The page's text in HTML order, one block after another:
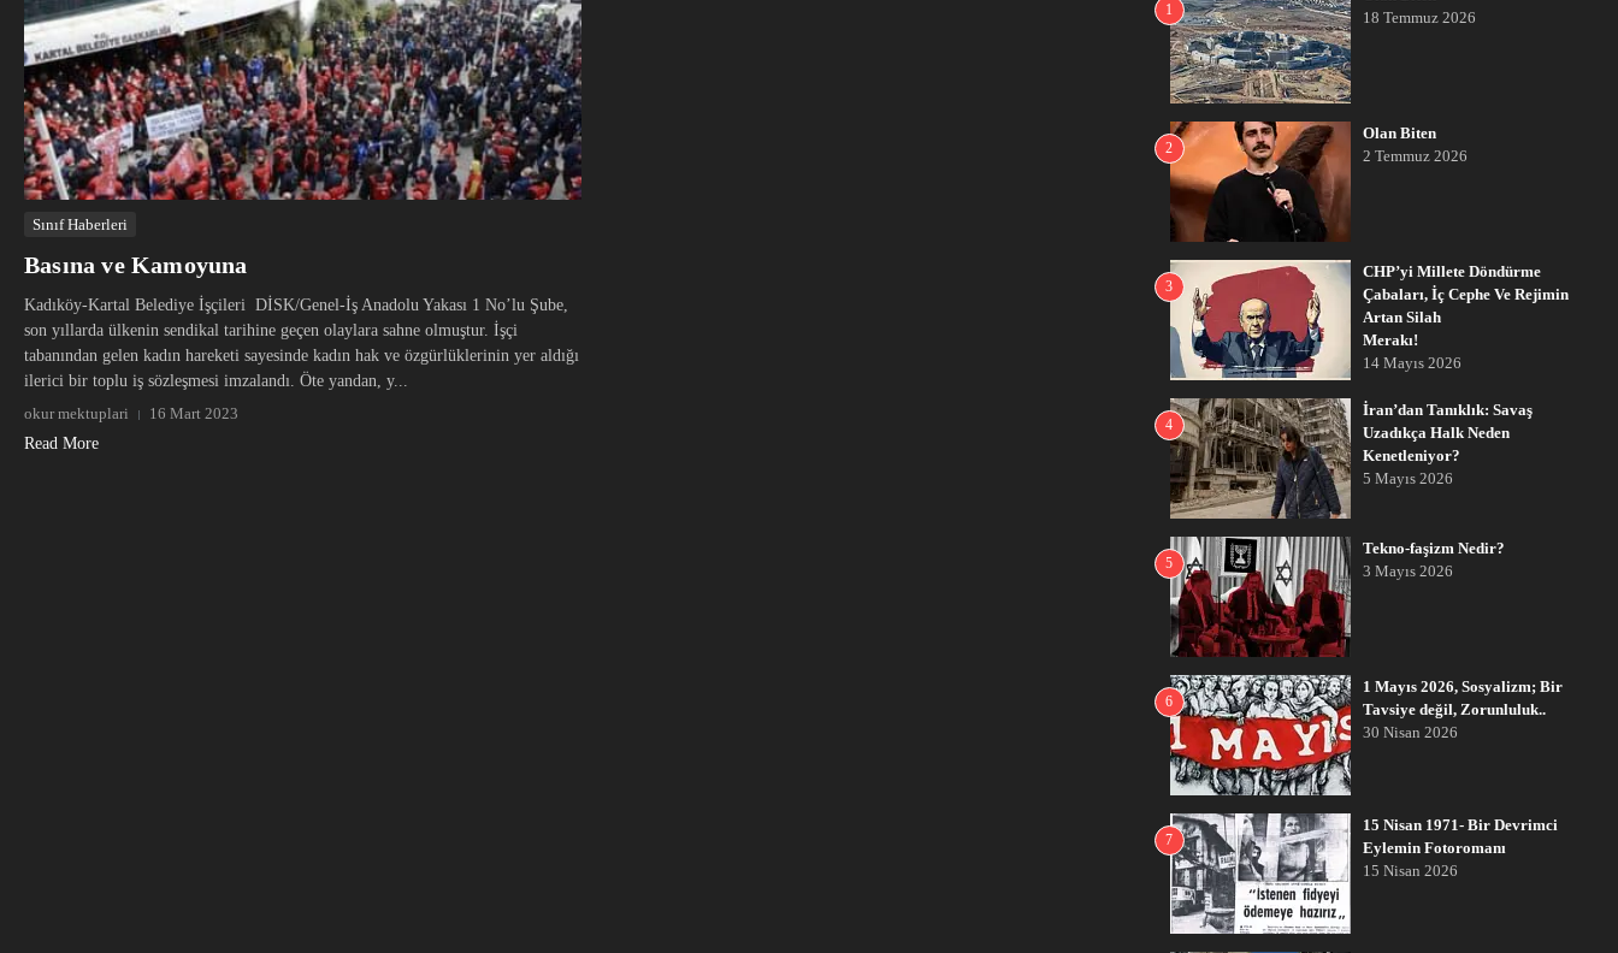
Sınıf Haberleri
Basına ve Kamoyuna
Kadıköy-Kartal Belediye İşçileri DİSK/Genel-İş Anadolu Yakası 1 No’lu Şube,
son yıllarda ülkenin sendikal tarihine geçen olaylara sahne olmuştur. İşçi
tabanından gelen kadın hareketi sayesinde kadın hak ve özgürlüklerinin yer aldığı
ilerici bir toplu iş sözleşmesi imzalandı. Öte yandan, y...
okur mektuplari
16 Mart 2023
Read More
1
18 Temmuz 2026
2
Olan Biten
2 Temmuz 2026
3
CHP’yi Millete Döndürme
Çabaları, İç Cephe Ve Rejimin
Artan Silah
Merakı!
14 Mayıs 2026
4
İran’dan Tanıklık: Savaş
Uzadıkça Halk Neden
Kenetleniyor?
5 Mayıs 2026
5
Tekno-faşizm Nedir?
3 Mayıs 2026
6
1 Mayıs 2026, Sosyalizm; Bir
Tavsiye değil, Zorunluluk..
30 Nisan 2026
7
15 Nisan 1971- Bir Devrimci
Eylemin Fotoromanı
15 Nisan 2026